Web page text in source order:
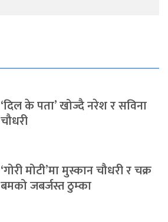
‘दिल के पता’ खोज्दै नरेश र सविना
चौधरी
‘गोरी मोटी’मा मुस्कान चौधरी र चक्र
बमको जबर्जस्त ठुम्का